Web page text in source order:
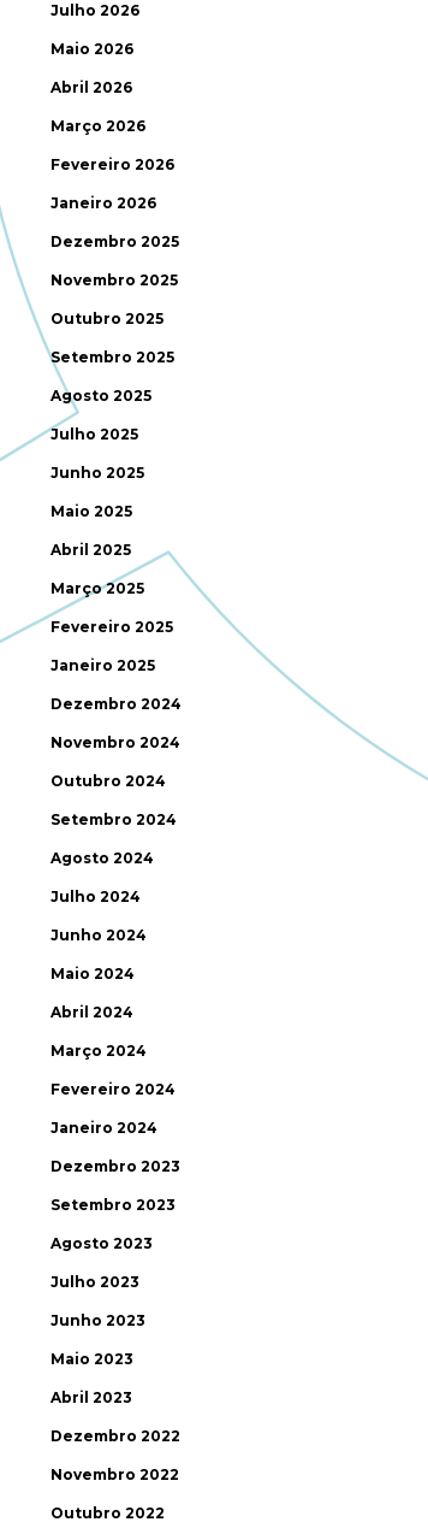
Julho 2026
Maio 2026
Abril 2026
Março 2026
Fevereiro 2026
Janeiro 2026
Dezembro 2025
Novembro 2025
Outubro 2025
Setembro 2025
Agosto 2025
Julho 2025
Junho 2025
Maio 2025
Abril 2025
Março 2025
Fevereiro 2025
Janeiro 2025
Dezembro 2024
Novembro 2024
Outubro 2024
Setembro 2024
Agosto 2024
Julho 2024
Junho 2024
Maio 2024
Abril 2024
Março 2024
Fevereiro 2024
Janeiro 2024
Dezembro 2023
Setembro 2023
Agosto 2023
Julho 2023
Junho 2023
Maio 2023
Abril 2023
Dezembro 2022
Novembro 2022
Outubro 2022